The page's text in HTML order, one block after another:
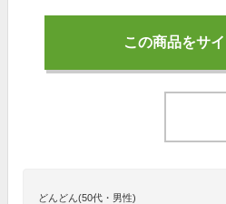
この商品をサ
どんどん(50代・男性)